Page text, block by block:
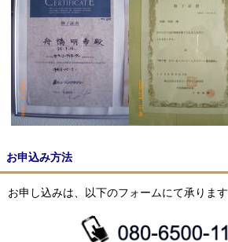
お申込み方法
お申し込みは、以下のフォームにて承ります